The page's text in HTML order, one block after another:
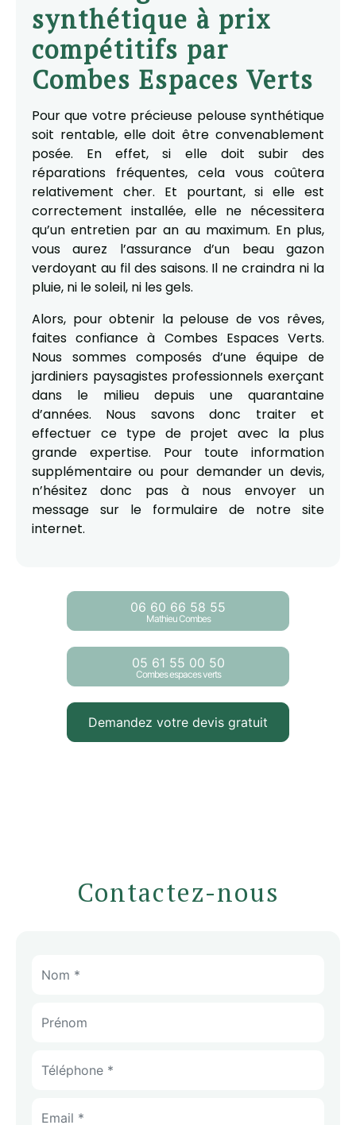
synthétique à prix
compétitifs par
Combes Espaces Verts
Pour que votre précieuse pelouse synthétique
soit rentable, elle doit être convenablement
posée. En effet, si elle doit subir des
réparations fréquentes, cela vous coûtera
relativement cher. Et pourtant, si elle est
correctement installée, elle ne nécessitera
qu’un entretien par an au maximum. En plus,
vous aurez l’assurance d’un beau gazon
verdoyant au fil des saisons. Il ne craindra ni la
pluie, ni le soleil, ni les gels.
Alors, pour obtenir la pelouse de vos rêves,
faites confiance à Combes Espaces Verts.
Nous sommes composés d’une équipe de
jardiniers paysagistes professionnels exerçant
dans le milieu depuis une quarantaine
d’années. Nous savons donc traiter et
effectuer ce type de projet avec la plus
grande expertise. Pour toute information
supplémentaire ou pour demander un devis,
n’hésitez donc pas à nous envoyer un
message sur le formulaire de notre site
internet.
06 60 66 58 55
Mathieu Combes
05 61 55 00 50
Combes espaces verts
Demandez votre devis gratuit
Contactez-nous